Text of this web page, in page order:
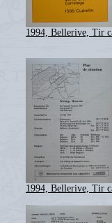
1994, Bellerive, Tir
1994, Bellerive, Tir